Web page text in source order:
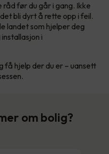
før du går i gang. Ikke
bli dyrt å rette opp i feil.
landet som hjelper deg
i
få hjelp der du er – uansett
om bolig?